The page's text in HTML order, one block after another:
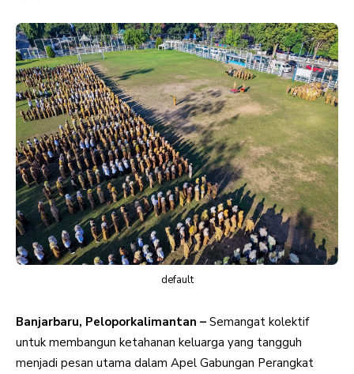
default
Banjarbaru, Peloporkalimantan – Semangat kolektif
untuk membangun ketahanan keluarga yang tangguh
menjadi pesan utama dalam Apel Gabungan Perangkat